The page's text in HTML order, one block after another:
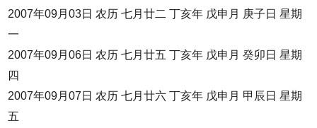
2007年09月03日 农历 七月廿二 丁亥年 戊申月 庚子日 星期
一
2007年09月06日 农历 七月廿五 丁亥年 戊申月 癸卯日 星期
四
2007年09月07日 农历 七月廿六 丁亥年 戊申月 甲辰日 星期
五